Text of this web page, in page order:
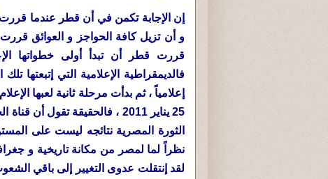
إن الإجابة تكمن في أن قطر عندما قررت
و أن تزيل كافة الحواجز و العوائق
قررت قطر أن تبدأ أولى خطواتها
فالديمقراطية الإعلامية التي
إعلامياً ، ثم بدأت مرحلة ثانية لعبها
25 يناير 2011 ، فالحقيقة
الثورة المصرية نتائجه ليست على
نظراً لما لمصر من مكانة تاريخية و
لقد إنتقلت عدوى التغيير إلى باقي